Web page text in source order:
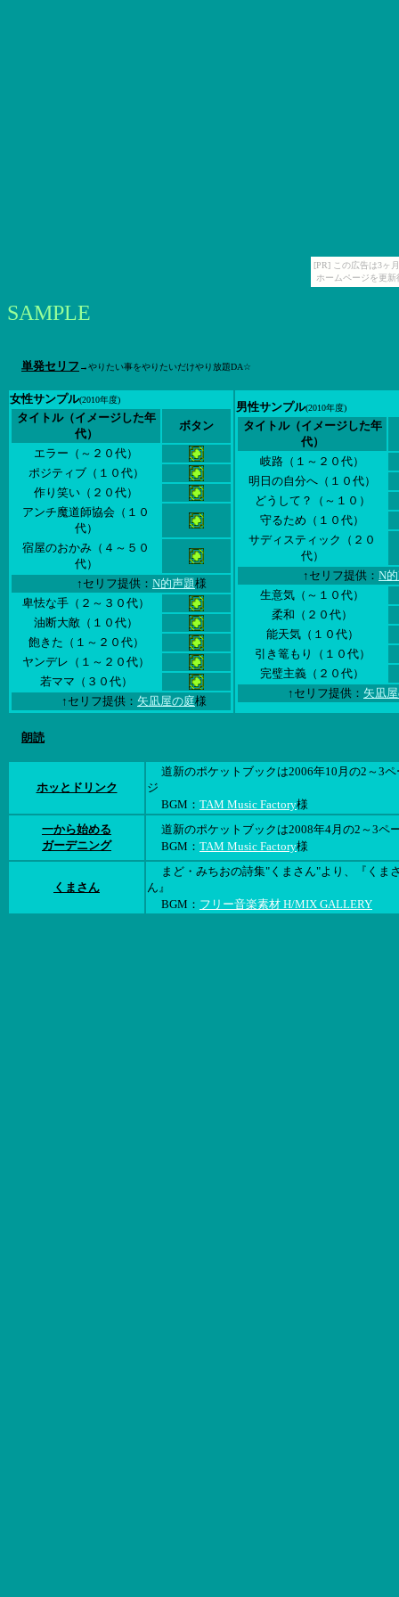
[PR] この広告は3ヶ
ホームページを更
SAMPLE
単発セリフ →やりたい事をやりたいだけやり放題DA☆
女性サンプル(2010年度)
タイトル（イメージした年
代）
ボタン
エラー（～２０代）
ポジティブ（１０代）
作り笑い（２０代）
アンチ魔道師協会（１０
代）
宿屋のおかみ（４～５０
代）
↑セリフ提供： N的声題様
卑怯な手（２～３０代）
油断大敵（１０代）
飽きた（１～２０代）
ヤンデレ（１～２０代）
若ママ（３０代）
↑セリフ提供： 矢凪屋の庭様
男性サンプル(2010年度)
タイトル（イメージした年
代）
岐路（１～２０代）
明日の自分へ（１０代）
どうして？（～１０）
守るため（１０代）
サディスティック（２０
代）
↑セリフ提供： N
生意気（～１０代）
柔和（２０代）
能天気（１０代）
引き篭もり（１０代）
完璧主義（２０代）
↑セリフ提供： 矢凪
朗読
ホッとドリンク
道新のポケットブックは2006年10月の2～3ペ
ジ
BGM： TAM Music Factory様
一から始める
ガーデニング
道新のポケットブックは2008年4月の2～3ペ
BGM： TAM Music Factory様
くまさん
まど・みちおの詩集"くまさん"より、『くま
ん』
BGM： フリー音楽素材 H/MIX GALLERY